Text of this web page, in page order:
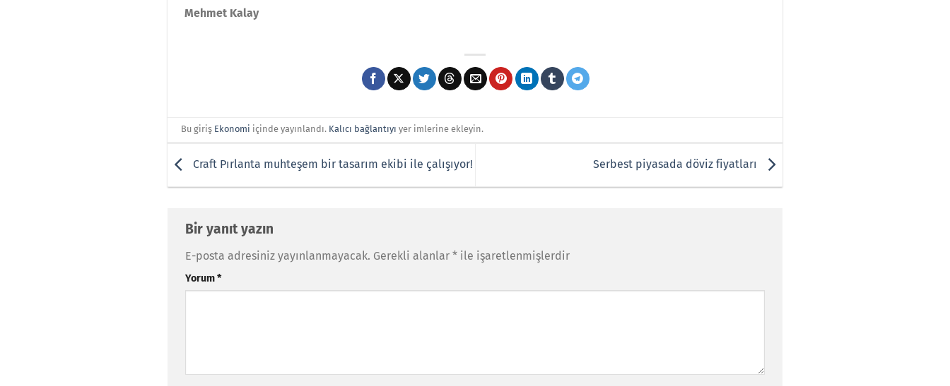
Mehmet Kalay
Bu giriş Ekonomi içinde yayınlandı. Kalıcı bağlantıyı yer imlerine ekleyin.
Craft Pırlanta muhteşem bir tasarım ekibi ile çalışıyor! Serbest piyasada döviz fiyatları
Bir yanıt yazın
E-posta adresiniz yayınlanmayacak. Gerekli alanlar * ile işaretlenmişlerdir
Yorum*